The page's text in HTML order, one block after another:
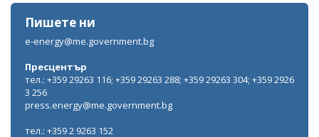
Пишете ни
e-energy@me.government.bg
Пресцентър
тел.: +359 29263 116; +359 29263 288; +359 29263 304; +359 2926
3 256
press.energy@me.government.bg
тел.: +359 2 9263 152